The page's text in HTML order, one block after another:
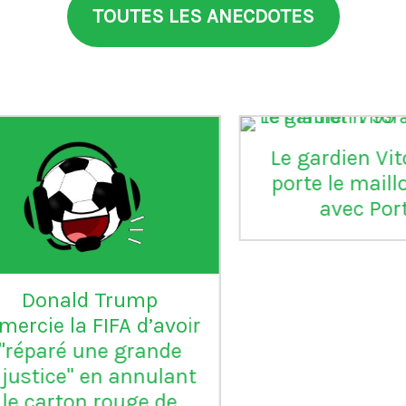
TOUTES LES ANECDOTES
L'Inter Milan est le seul
club italien qui n'a
jamais été relégué en
Serie B